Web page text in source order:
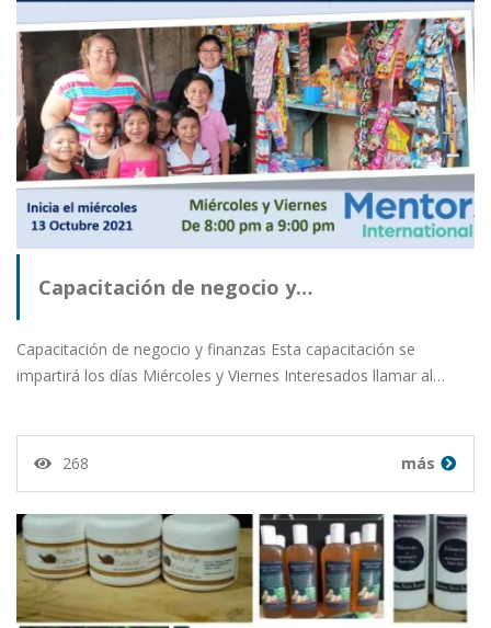
Capacitación de negocio y…
Capacitación de negocio y finanzas Esta capacitación se
impartirá los días Miércoles y Viernes Interesados llamar al…
268 más